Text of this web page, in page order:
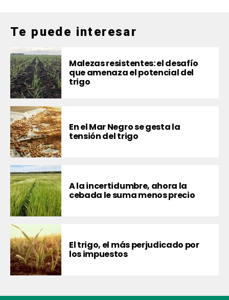
Te puede interesar
Malezas resistentes: el desafío
que amenaza el potencial del
trigo
En el Mar Negro se gesta la
tensión del trigo
A la incertidumbre, ahora la
cebada le suma menos precio
El trigo, el más perjudicado por
los impuestos